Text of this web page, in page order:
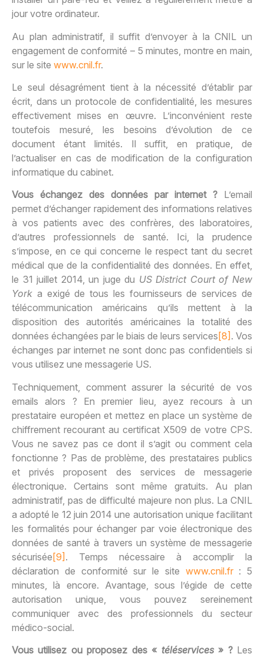
jour votre ordinateur.
Au plan administratif, il suffit d’envoyer à la CNIL un
engagement de conformité – 5 minutes, montre en main,
sur le site www.cnil.fr.
Le seul désagrément tient à la nécessité d’établir par
écrit, dans un protocole de confidentialité, les mesures
effectivement mises en œuvre. L’inconvénient reste
toutefois mesuré, les besoins d’évolution de ce
document étant limités. Il suffit, en pratique, de
l’actualiser en cas de modification de la configuration
informatique du cabinet.
Vous échangez des données par internet ? L’email
permet d’échanger rapidement des informations relatives
à vos patients avec des confrères, des laboratoires,
d’autres professionnels de santé. Ici, la prudence
s’impose, en ce qui concerne le respect tant du secret
médical que de la confidentialité des données. En effet,
le 31 juillet 2014, un juge du US District Court of New
York a exigé de tous les fournisseurs de services de
télécommunication américains qu’ils mettent à la
disposition des autorités américaines la totalité des
données échangées par le biais de leurs services [8] . Vos
échanges par internet ne sont donc pas confidentiels si
vous utilisez une messagerie US.
Techniquement, comment assurer la sécurité de vos
emails alors ? En premier lieu, ayez recours à un
prestataire européen et mettez en place un système de
chiffrement recourant au certificat X509 de votre CPS.
Vous ne savez pas ce dont il s’agit ou comment cela
fonctionne ? Pas de problème, des prestataires publics
et privés proposent des services de messagerie
électronique. Certains sont même gratuits. Au plan
administratif, pas de difficulté majeure non plus. La CNIL
a adopté le 12 juin 2014 une autorisation unique facilitant
les formalités pour échanger par voie électronique des
données de santé à travers un système de messagerie
sécurisée[9] . Temps nécessaire à accomplir la
déclaration de conformité sur le site www.cnil.fr: 5
minutes, là encore. Avantage, sous l’égide de cette
autorisation unique, vous pouvez sereinement
communiquer avec des professionnels du secteur
médico-social.
Vous utilisez ou proposez des « téléservices» ?Les